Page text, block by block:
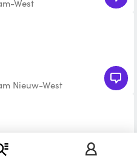
West
Nieuw-West